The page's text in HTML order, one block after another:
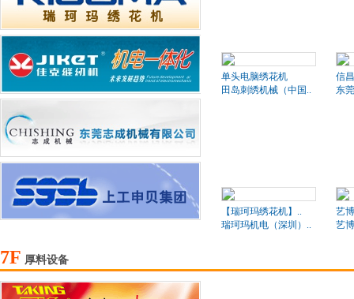
单头电脑绣花机
田岛刺绣机械（中国..
信
东
【瑞珂玛绣花机】..
瑞珂玛机电（深圳）..
艺
艺
7F 厚料设备